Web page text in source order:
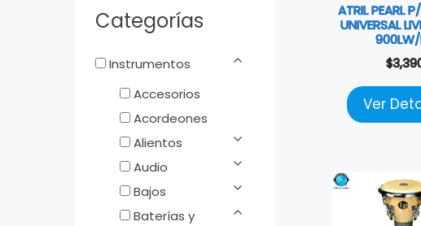
ATRIL PEARL
UNIVERSAL
$
Ver
Categorías
Instrumentos
Accesorios
Acordeones
Alientos
Audio
Bajos
Baterías y